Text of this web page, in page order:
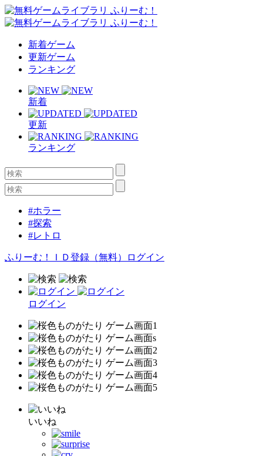
新着ゲーム
更新ゲーム
ランキング
新着
更新
ランキング
#ホラー
#探索
#レトロ
ふりーむ！ＩＤ登録（無料） ログイン
ログイン
いいね